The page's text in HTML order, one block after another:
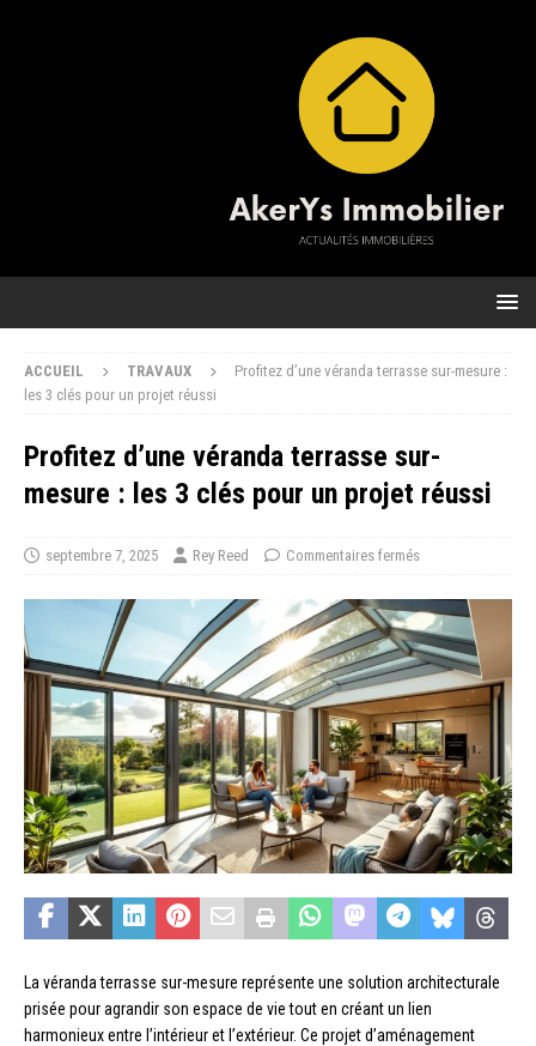
ACCUEIL TRAVAUX
Profitez d’une véranda terrasse sur-mesure :
les 3 clés pour un projet réussi
Profitez d’une véranda terrasse sur-
mesure : les 3 clés pour un projet réussi
septembre 7, 2025 Rey Reed Commentaires fermés
La véranda terrasse sur-mesure représente une solution architecturale
prisée pour agrandir son espace de vie tout en créant un lien
harmonieux entre l’intérieur et l’extérieur. Ce projet d’aménagement